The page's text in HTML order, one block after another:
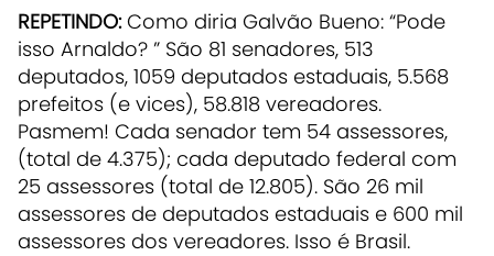
REPETINDO:Como diria Galvão Bueno: “Pode
isso Arnaldo? ” São 81 senadores, 513
deputados, 1059 deputados estaduais, 5.568
prefeitos (e vices), 58.818 vereadores.
Pasmem! Cada senador tem 54 assessores,
(total de 4.375); cada deputado federal com
25 assessores (total de 12.805). São 26 mil
assessores de deputados estaduais e 600 mil
assessores dos vereadores. Isso é Brasil.